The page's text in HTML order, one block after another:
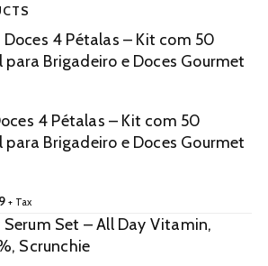
4 Pétalas – Kit com 50
Brigadeiro e Doces Gourmet
+ Tax